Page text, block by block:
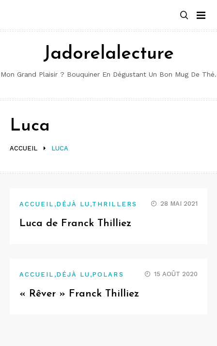
contenu
Jadorelalecture
Mon Grand Plaisir ? Bouquiner En Dégustant Un Bon Mug De Thé.
ACCUEIL LUCA
Luca
ACCUEIL ,DÉJÀ LU ,THRILLERS 28 MAI 2021
Luca de Franck Thilliez
ACCUEIL ,DÉJÀ LU ,POLARS 15 AOÛT 2020
« Rêver » Franck Thilliez